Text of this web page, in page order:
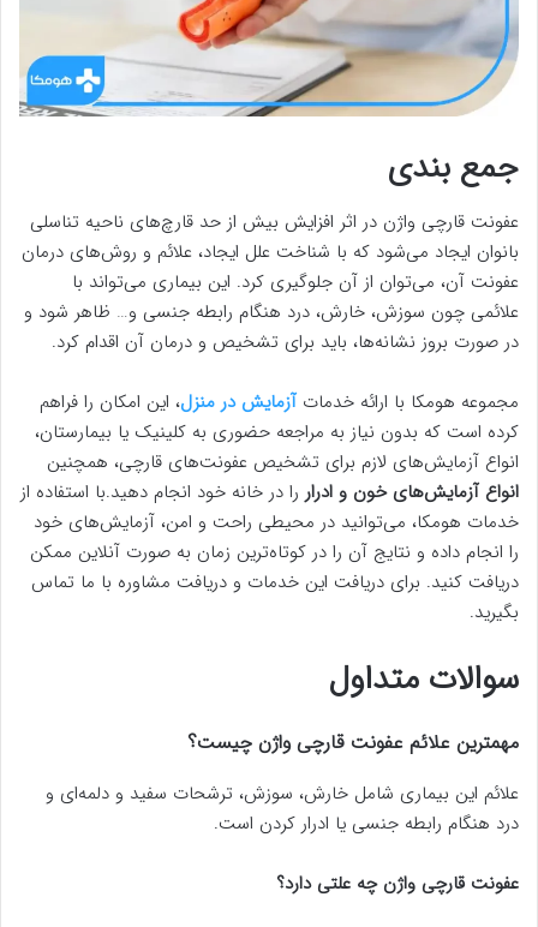
جمع بندی
عفونت قارچی واژن در اثر افزایش بیش از حد قارچ‌های ناحیه تناسلی
بانوان ایجاد می‌شود که با شناخت علل ایجاد، علائم و روش‌های درمان
عفونت آن، می‌توان از آن جلوگیری کرد. این بیماری می‌تواند با
علائمی چون سوزش، خارش، درد هنگام رابطه جنسی و… ظاهر شود و
در صورت بروز نشانه‌ها، باید برای تشخیص و درمان آن اقدام کرد.
مجموعه هومکا با ارائه خدماتآزمایش در منزل، این امکان را فراهم
کرده است که بدون نیاز به مراجعه حضوری به کلینیک یا بیمارستان،
انواع آزمایش‌های لازم برای تشخیص عفونت‌های قارچی، همچنین
انواع آزمایش‌های خون و ادرار را در خانه خود انجام دهید.با استفاده از
خدمات هومکا، می‌توانید در محیطی راحت و امن، آزمایش‌های خود
را انجام داده و نتایج آن را در کوتاه‌ترین زمان به صورت آنلاین ممکن
دریافت کنید. برای دریافت این خدمات و دریافت مشاوره با ما تماس
بگیرید.
سوالات متداول
مهمترین علائم عفونت قارچی واژن چیست؟
علائم این بیماری شامل خارش، سوزش، ترشحات سفید و دلمه‌ای و
درد هنگام رابطه جنسی یا ادرار کردن است.
عفونت قارچی واژن چه علتی دارد؟